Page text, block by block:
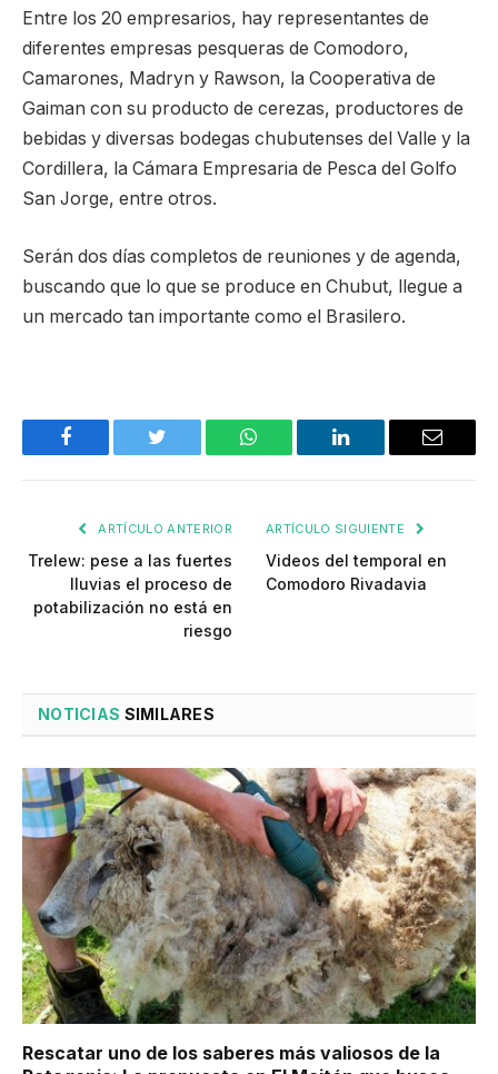
Entre los 20 empresarios, hay representantes de
diferentes empresas pesqueras de Comodoro,
Camarones, Madryn y Rawson, la Cooperativa de
Gaiman con su producto de cerezas, productores de
bebidas y diversas bodegas chubutenses del Valle y la
Cordillera, la Cámara Empresaria de Pesca del Golfo
San Jorge, entre otros.
Serán dos días completos de reuniones y de agenda,
buscando que lo que se produce en Chubut, llegue a
un mercado tan importante como el Brasilero.
Facebook Twitter WhatsApp LinkedIn Email
ARTÍCULO ANTERIOR
Trelew: pese a las fuertes
lluvias el proceso de
potabilización no está en
riesgo
ARTÍCULO SIGUIENTE
Videos del temporal en
Comodoro Rivadavia
NOTICIAS SIMILARES
Rescatar uno de los saberes más valiosos de la